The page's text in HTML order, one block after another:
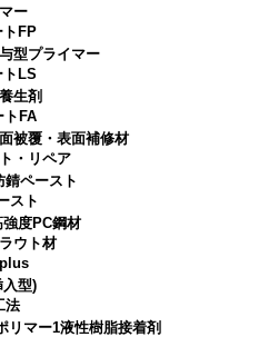
ー
FP
型プライマー
LS
生剤
FA
被覆・表面補修材
・リペア
ペースト
スト
度PC鋼材
ウト材
型)
法
リマー1液性樹脂接着剤